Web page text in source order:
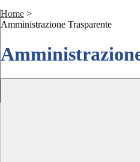
Home >
Amministrazione Trasparente